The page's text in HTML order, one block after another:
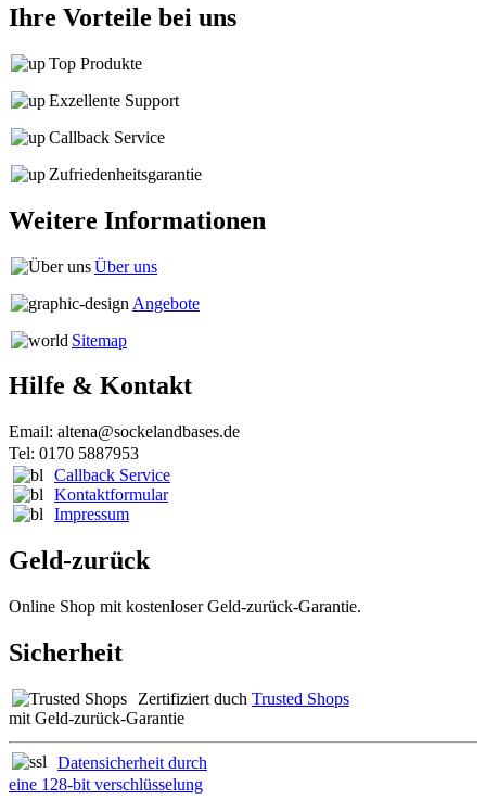
Ihre Vorteile bei uns
Top Produkte
Exzellente Support
Callback Service
Zufriedenheitsgarantie
Weitere Informationen
Über uns
Angebote
Sitemap
Hilfe & Kontakt
Email: altena@sockelandbases.de
Tel: 0170 5887953
Callback Service
Kontaktformular
Impressum
Geld-zurück
Online Shop mit kostenloser Geld-zurück-Garantie.
Sicherheit
Zertifiziert duch Trusted Shops
mit Geld-zurück-Garantie
Datensicherheit durch
eine 128-bit verschlüsselung